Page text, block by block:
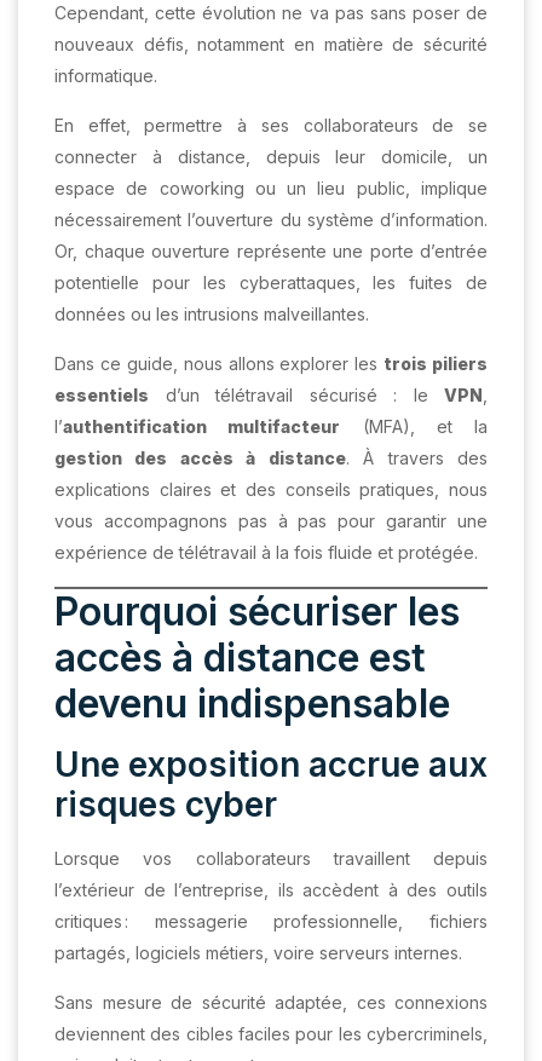
Cependant, cette évolution ne va pas sans poser de
nouveaux défis, notamment en matière de sécurité
informatique.
En effet, permettre à ses collaborateurs de se
connecter à distance, depuis leur domicile, un
espace de coworking ou un lieu public, implique
nécessairement l’ouverture du système d’information.
Or, chaque ouverture représente une porte d’entrée
potentielle pour les cyberattaques, les fuites de
données ou les intrusions malveillantes.
Dans ce guide, nous allons explorer les trois piliers
essentiels d’un télétravail sécurisé : le VPN
l’authentification multifacteur (MFA), et la
gestion des accès à distance. À travers des
explications claires et des conseils pratiques, nous
vous accompagnons pas à pas pour garantir une
expérience de télétravail à la fois fluide et protégée.
Pourquoi sécuriser les
accès à distance est
devenu indispensable
Une exposition accrue aux
risques cyber
Lorsque vos collaborateurs travaillent depuis
l’extérieur de l’entreprise, ils accèdent à des outils
critiques : messagerie professionnelle, fichiers
partagés, logiciels métiers, voire serveurs internes.
Sans mesure de sécurité adaptée, ces connexions
deviennent des cibles faciles pour les cybercriminels,